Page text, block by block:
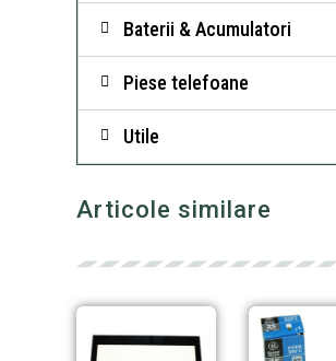
Baterii & Acumulatori
Piese telefoane
Utile
Articole similare